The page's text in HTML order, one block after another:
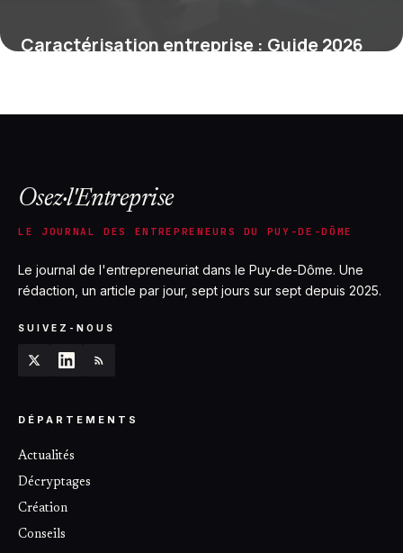
Caractérisation entreprise : Guide 2026
Osez·l'Entreprise
LE JOURNAL DES ENTREPRENEURS DU PUY-DE-DÔME
Le journal de l'entrepreneuriat dans le Puy-de-Dôme. Une
rédaction, un article par jour, sept jours sur sept depuis 2025.
SUIVEZ-NOUS
DÉPARTEMENTS
Actualités
Décryptages
Création
Conseils